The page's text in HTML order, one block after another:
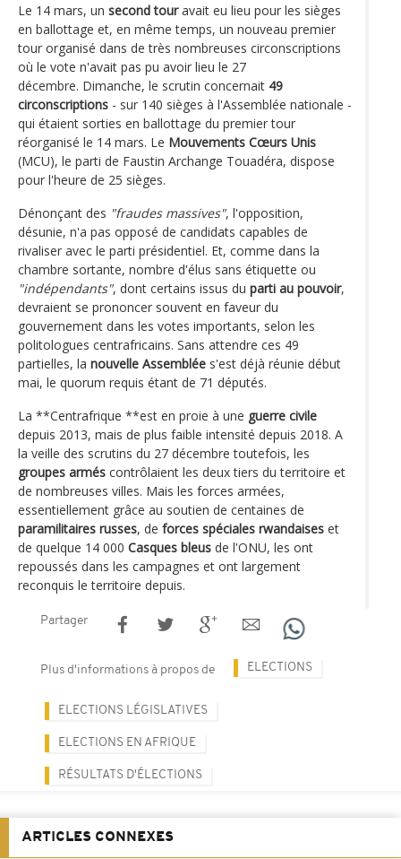
Le 14 mars, un second touravait eu lieu pour les sièges
en ballottage et, en même temps, un nouveau premier
tour organisé dans de très nombreuses circonscriptions
où le vote n'avait pas pu avoir lieu le 27
décembre. Dimanche, le scrutin concernait 49
circonscriptions - sur 140 sièges à l'Assemblée nationale -
qui étaient sorties en ballottage du premier tour
réorganisé le 14 mars. Le Mouvements Cœurs Unis
(MCU), le parti de Faustin Archange Touadéra, dispose
pour l'heure de 25 sièges.
Dénonçant des "fraudes massives", l'opposition,
désunie, n'a pas opposé de candidats capables de
rivaliser avec le parti présidentiel. Et, comme dans la
chambre sortante, nombre d'élus sans étiquette ou
"indépendants", dont certains issus du parti au pouvoir,
devraient se prononcer souvent en faveur du
gouvernement dans les votes importants, selon les
politologues centrafricains. Sans attendre ces 49
partielles, la nouvelle Assemblée s'est déjà réunie début
mai, le quorum requis étant de 71 députés.
La **Centrafrique **est en proie à une guerre civile
depuis 2013, mais de plus faible intensité depuis 2018. A
la veille des scrutins du 27 décembre toutefois, les
groupes armés contrôlaient les deux tiers du territoire et
de nombreuses villes. Mais les forces armées,
essentiellement grâce au soutien de centaines de
paramilitaires russes, de forces spéciales rwandaises et
de quelque 14 000 Casques bleus de l'ONU, les ont
repoussés dans les campagnes et ont largement
reconquis le territoire depuis.
Partager
Plus d'informations à propos de ELECTIONS
ELECTIONS LÉGISLATIVES
ELECTIONS EN AFRIQUE
RÉSULTATS D'ÉLECTIONS
ARTICLES CONNEXES